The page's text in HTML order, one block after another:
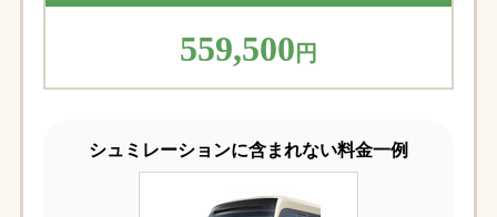
559,500 円
シュミレーションに含まれない料金一例